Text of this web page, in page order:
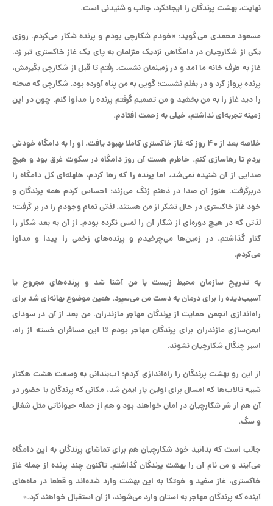
نهایت، بهشت پرندگان را ایجادکرد، جالب و شنیدنی است.
مسعود محمدی می گوید: «خودم شکارچی بودم و پرنده شکار می‌کردم. روزی
یکی از شکارچیان در دامگاهی نزدیک منزلمان به پای یک غاز خاکستری تیر زد.
غاز به طرف خانه ما آمد و در زمینمان نشست. رفتم تا قبل از شکارچی بگیرمش،
پرنده پرواز کرد و در بغلم نشست؛ گویی به من پناه آورده بود. شکارچی که صحنه
را دید غاز را به من بخشید و من تصمیم گرفتم پرنده را مداوا کنم. چون در این
زمینه تجربه‌ای نداشتم، خیلی به زحمت افتادم.
خلاصه بعد از ۴۰ روز که غاز خاکستری کاملا بهبود یافت، او را به دامگاه خودش
بردم تا رهاسازی کنم. خاطرم هست آن روز دامگاه در سکوت غرق بود و هیچ
صدایی از آن شنیده نمی‌شد، اما پرنده را که رها کردم، هلهله‌ای کل دامگاه را
دربرگرفت. هنوز آن صدا در ذهنم زنگ می‌زند؛ احساس کردم همه پرندگان و
خود غاز خاکستری در حال تشکر از من هستند. لذتی تمام وجودم را در بر گرفت؛
لذتی که در هیچ دوره‌ای از شکار آن را لمس نکرده بودم. از آن به بعد شکار را
کنار گذاشتم، در زمین‌ها می‌چرخیدم و پرنده‌های زخمی را پیدا و مداوا
می‌کردم.
به تدریج سازمان محیط زیست با من آشنا شد و پرنده‌های مجروح یا
آسیب‌دیده را برای درمان به دست من می‌سپرد. همین موضوع بهانه‌ای شد برای
راه‌اندازی انجمن حمایت از پرندگان مهاجر مازندران. من بعد از آن در سودای
ایمن‌سازی مازندران برای پرندگان مهاجر بودم تا این مسافران خسته از راه،
اسیر چنگال شکارچیان نشوند.
از این رو بهشت پرندگان را راه‌اندازی کردم؛ آب‌بندانی به وسعت هشت هکتار
شبیه تالاب‌‌ها که امسال برای اولین بار ایمن شد، مکانی که پرندگان با حضور در
آن هم از شر شکارچیان در امان خواهند بود و هم از حمله حیواناتی مثل شغال
و سگ.
جالب است که بدانید خود شکارچیان هم برای تماشای پرندگان به این دامگاه
می‌آیند و من نام آن را بهشت پرندگان گذاشتم. تاکنون چند پرنده از جمله غاز
خاکستری، غاز سفید و خوتکا به این بهشت وارد شده‌اند و قطعا در ماه‌های
آینده که پرندگان مهاجر به استان وارد می‌شوند، از آن استقبال خواهند کرد.»